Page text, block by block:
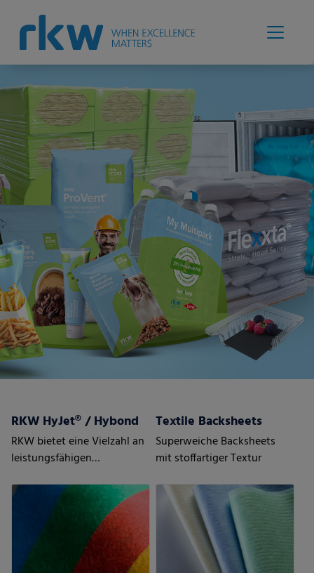
RKW HyJet® / Hybond
RKW bietet eine Vielzahl an
leistungsfähigen
Textile Backsheets
Superweiche Backsheets
mit stoffartiger Textur